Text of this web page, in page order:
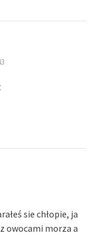
sie chłopie, ja
owocami morza a